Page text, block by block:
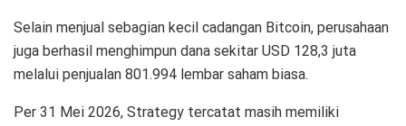
Selain menjual sebagian kecil cadangan Bitcoin, perusahaan
juga berhasil menghimpun dana sekitar USD 128,3 juta
melalui penjualan 801.994 lembar saham biasa.
Per 31 Mei 2026, Strategy tercatat masih memiliki